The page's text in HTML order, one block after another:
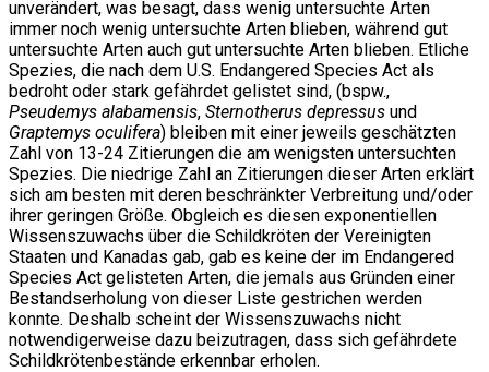
unverändert, was besagt, dass wenig untersuchte Arten
immer noch wenig untersuchte Arten blieben, während gut
untersuchte Arten auch gut untersuchte Arten blieben. Etliche
Spezies, die nach dem U.S. Endangered Species Act als
bedroht oder stark gefährdet gelistet sind, (bspw.,
Pseudemys alabamensis, Sternotherus depressus und
Graptemys oculifera) bleiben mit einer jeweils geschätzten
Zahl von 13-24 Zitierungen die am wenigsten untersuchten
Spezies. Die niedrige Zahl an Zitierungen dieser Arten erklärt
sich am besten mit deren beschränkter Verbreitung und/oder
ihrer geringen Größe. Obgleich es diesen exponentiellen
Wissenszuwachs über die Schildkröten der Vereinigten
Staaten und Kanadas gab, gab es keine der im Endangered
Species Act gelisteten Arten, die jemals aus Gründen einer
Bestandserholung von dieser Liste gestrichen werden
konnte. Deshalb scheint der Wissenszuwachs nicht
notwendigerweise dazu beizutragen, dass sich gefährdete
Schildkrötenbestände erkennbar erholen.